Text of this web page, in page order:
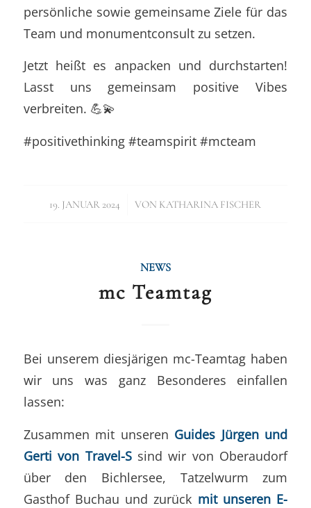
persönliche sowie gemeinsame Ziele für das
Team und monumentconsult zu setzen.
Jetzt heißt es anpacken und durchstarten!
Lasst uns gemeinsam positive Vibes
verbreiten. 💪💫
#positivethinking #teamspirit #mcteam
19. JANUAR 2024
/ VON KATHARINA FISCHER
NEWS
mc Teamtag
Bei unserem diesjärigen mc-Teamtag haben
wir uns was ganz Besonderes einfallen
lassen:
Zusammen mit unseren Guides Jürgen und
Gerti von Travel-Ssind wir von Oberaudorf
über den Bichlersee, Tatzelwurm zum
Gasthof Buchau und zurück mit unseren E-